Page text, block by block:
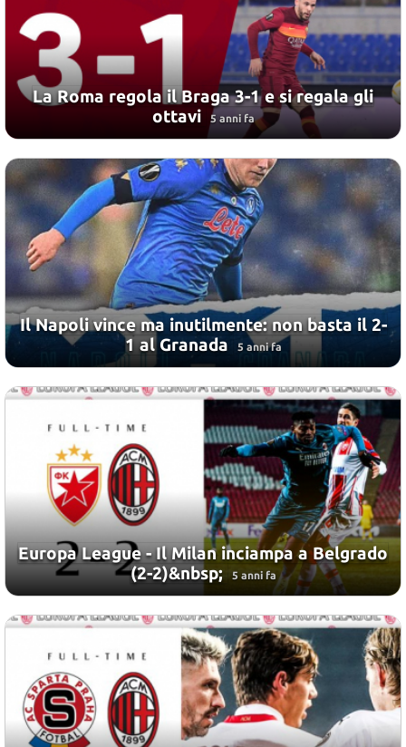
La Roma regola il Braga 3-1 e si regala gli
ottavi
5 anni fa
Il Napoli vince ma inutilmente: non basta il 2-
1 al Granada
5 anni fa
Europa League - Il Milan inciampa a Belgrado
(2-2)&nbsp;
5 anni fa